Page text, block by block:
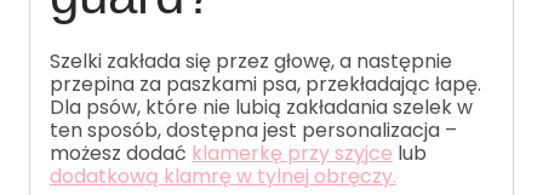
Szelki zakłada się przez głowę, a następnie
przepina za paszkami psa, przekładając łapę.
Dla psów, które nie lubią zakładania szelek w
ten sposób, dostępna jest personalizacja –
możesz dodać klamerkę przy szyjce lub
dodatkową klamrę w tylnej obręczy.